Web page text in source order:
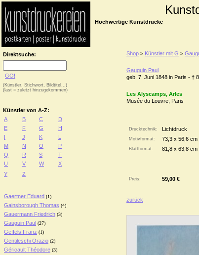
Hochwertige Kunstdrucke
Direktsuche:
GO!
(Künstler, Stichwort, Bildtitel...)
(last = zuletzt hinzugekommen)
Künstler von A-Z:
A
B C
D
E
F G
H
I
J K
L
M
N O
P
Q
R S
T
U
V W
X
Y
Z
Gaertner Eduard (1)
Gainsborough Thomas (4)
Gauermann Friedrich (3)
Gauguin Paul (27)
Geffels Franz (1)
Gentileschi Orazio (2)
Géricault Théodore (3)
Shop > Künstler mit G >
Gauguin Paul
geb. 7. Juni 1848 in Paris - †
Les Alyscamps, Arles
Musée du Louvre, Paris
Drucktechnik: Lichtdruck
Motivformat: 73,3 x 56,6 cm
Blattformat: 81,8 x 63,8 cm
Preis: 59,00 €
zurück